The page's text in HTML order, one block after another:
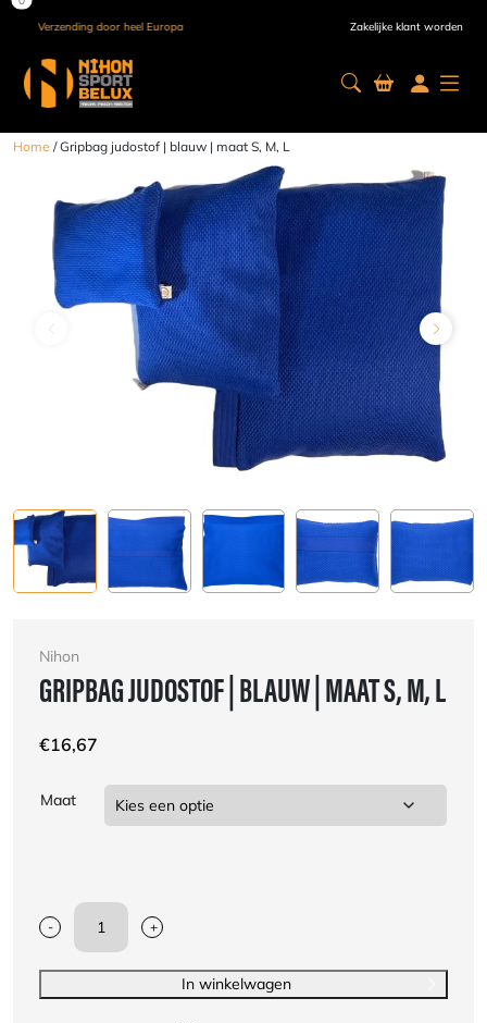
Verzending door heel Europa Zakelijke klant worden
Home / Gripbag judostof | blauw | maat S, M, L
Nihon
GRIPBAG JUDOSTOF | BLAUW | MAAT S, M, L
€16,67
Maat
-
Gripbag
blauw
+
In winkelwagen